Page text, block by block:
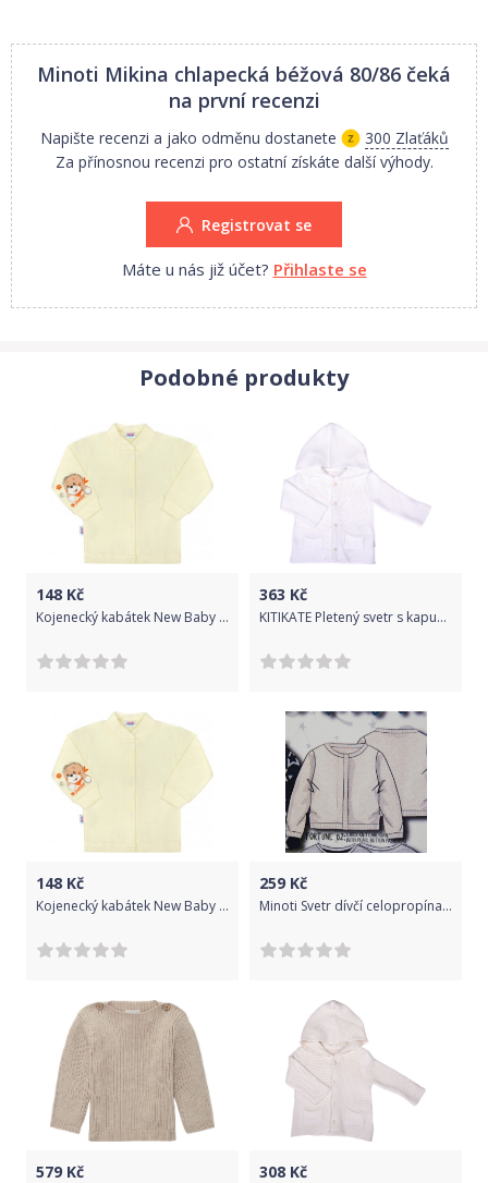
Minoti Mikina chlapecká béžová 80/86 čeká
na první recenzi
Napište recenzi a jako odměnu dostanete
300 Zlaťáků
Za přínosnou recenzi pro ostatní získáte další výhody.
Registrovat se
Máte u nás již účet? Přihlaste se
Podobné produkty
148 Kč
Kojenecký kabátek New Baby puppy béžový, Béžová, 62 (3-6m)
363 Kč
KITIKATE Pletený svetr s kapucí ecru, vel. 80
148 Kč
Kojenecký kabátek New Baby puppy béžový, Béžová, 50
259 Kč
Minoti Svetr dívčí celopropínací, Minoti, FORTUNE 2, krémová
579 Kč 308 Kč